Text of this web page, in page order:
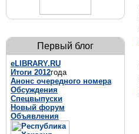
Первый блог
eLIBRARY.RU
Итоги 2012года
Анонс очередного номера
Обсуждения
Спецвыпуски
Новый форум
Объявления